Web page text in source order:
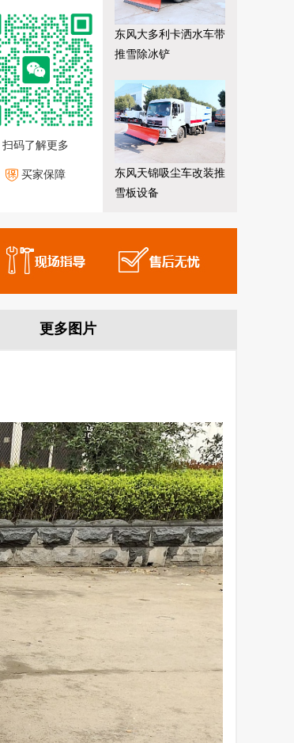
扫码了解更多
买家保障
东风大多利卡洒水车带
推雪除冰铲
东风天锦吸尘车改装推
雪板设备
更多图片